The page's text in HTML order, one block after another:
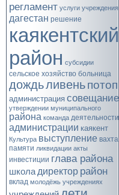
регламент услуги учреждения
дагестан решение
каякентский
район субсидии
сельское хозяйство больница
дождьливеньпотоп
администрация совещание
утверждении муниципального
района команда деятельности
администрации каякент
Культура выступление вахта
памяти ликвидации акты
инвестиции глава района
школа директор район
вклад молодёжь учреждениях